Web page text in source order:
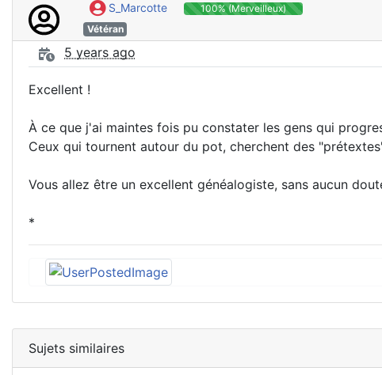
S_Marcotte
100% (Merveilleux)
Vétéran
5 years ago
Excellent !
À ce que j'ai maintes fois pu constater les gens qui
Ceux qui tournent autour du pot, cherchent des
Vous allez être un excellent généalogiste, sans aucun
*
Sujets similaires